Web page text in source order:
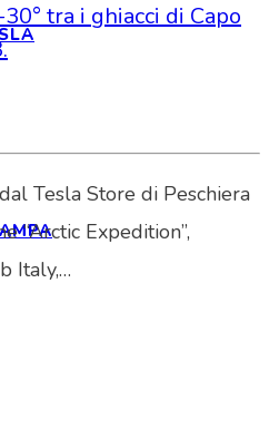
tra i ghiacci di Capo
Tesla Store di Peschiera
“Arctic Expedition”,
Italy,…